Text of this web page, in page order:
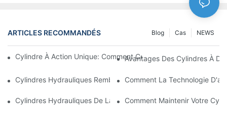
ARTICLES RECOMMANDÉS NEWS
Cas
Blog
Cylindre À Action Unique: Comment Cela Fonctionne &
Avantages Des Cylindres À
Cylindres Hydrauliques Rembourrés: Réduction De L'impact &
Comment La Technologie
Cylindres Hydrauliques De La Charrue De Neige:
Comment Maintenir Votre